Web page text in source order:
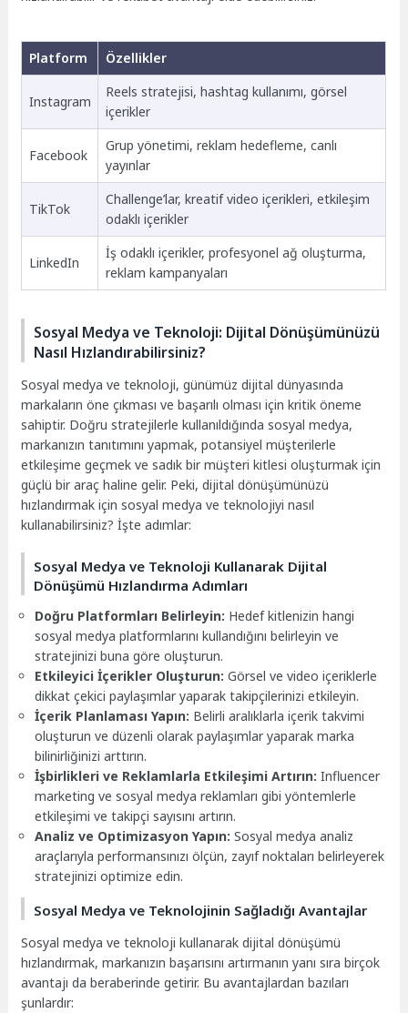
Platform Özellikler
Instagram
Reels stratejisi, hashtag kullanımı, görsel
içerikler
Facebook
Grup yönetimi, reklam hedefleme, canlı
yayınlar
TikTok
Challenge’lar, kreatif video içerikleri, etkileşim
odaklı içerikler
LinkedIn
İş odaklı içerikler, profesyonel ağ oluşturma,
reklam kampanyaları
Sosyal Medya ve Teknoloji: Dijital Dönüşümünüzü
Nasıl Hızlandırabilirsiniz?
Sosyal medya ve teknoloji, günümüz dijital dünyasında
markaların öne çıkması ve başarılı olması için kritik öneme
sahiptir. Doğru stratejilerle kullanıldığında sosyal medya,
markanızın tanıtımını yapmak, potansiyel müşterilerle
etkileşime geçmek ve sadık bir müşteri kitlesi oluşturmak için
güçlü bir araç haline gelir. Peki, dijital dönüşümünüzü
hızlandırmak için sosyal medya ve teknolojiyi nasıl
kullanabilirsiniz? İşte adımlar:
Sosyal Medya ve Teknoloji Kullanarak Dijital
Dönüşümü Hızlandırma Adımları
Doğru Platformları Belirleyin: Hedef kitlenizin hangi
sosyal medya platformlarını kullandığını belirleyin ve
stratejinizi buna göre oluşturun.
Etkileyici İçerikler Oluşturun: Görsel ve video içeriklerle
dikkat çekici paylaşımlar yaparak takipçilerinizi etkileyin.
İçerik Planlaması Yapın: Belirli aralıklarla içerik takvimi
oluşturun ve düzenli olarak paylaşımlar yaparak marka
bilinirliğinizi arttırın.
İşbirlikleri ve Reklamlarla Etkileşimi Artırın: Influencer
marketing ve sosyal medya reklamları gibi yöntemlerle
etkileşimi ve takipçi sayısını artırın.
Analiz ve Optimizasyon Yapın: Sosyal medya analiz
araçlarıyla performansınızı ölçün, zayıf noktaları belirleyerek
stratejinizi optimize edin.
Sosyal Medya ve Teknolojinin Sağladığı Avantajlar
Sosyal medya ve teknoloji kullanarak dijital dönüşümü
hızlandırmak, markanızın başarısını artırmanın yanı sıra birçok
avantajı da beraberinde getirir. Bu avantajlardan bazıları
şunlardır: